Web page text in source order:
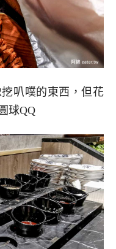
叭噗的東西，但花
球QQ